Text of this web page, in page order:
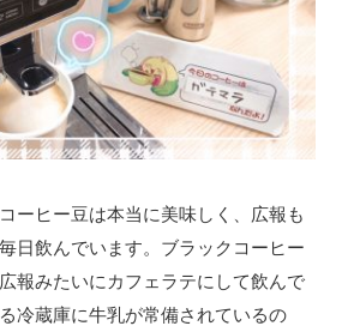
#仕事紹介 #企業理念 #企画 #休業
社説明会 #何もわからん #健康企業宣
#入社式 #内定 #制作進行・ゲーム
管理・ゲームPM #勉強会 #受託
用向け #新卒 #新卒採用 #歓迎会
員紹介 #社長 #社長インタビュー
上げ #総務人事 #自社プロジェクト・
VIEW MORE
田2-12-5 内山ビル 3F
ーヒー豆は本当に美味しく、広報も
日飲んでいます。ブラックコーヒー
報みたいにカフェラテにして飲んで
冷蔵庫に牛乳が常備されているの